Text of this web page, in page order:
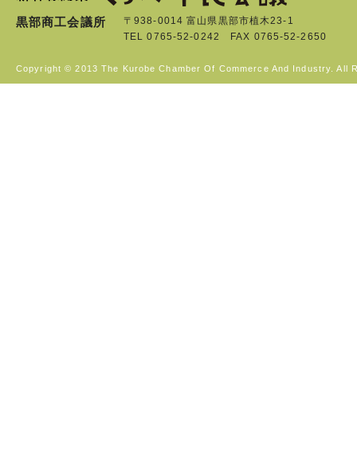
黒部商工会議所
〒938-0014 富山県黒部市植木23-1
TEL 0765-52-0242 FAX 0765-52-2650
Copyright © 2013 The Kurobe Chamber Of Commerce And Industry. All